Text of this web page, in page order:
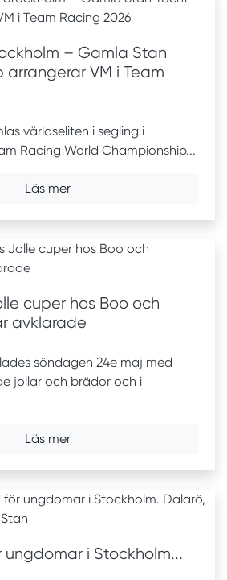
– Gamla Stan
arrangerar VM i Team
världseliten i segling i
Racing World Championship...
Läs mer
cuper hos Boo och
avklarade
söndagen 24e maj med
jollar och brädor och i
Läs mer
i Stockholm...